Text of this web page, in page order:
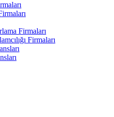
Firmaları
Firmaları